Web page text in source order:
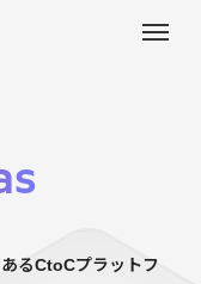
るCtoCプラットフ